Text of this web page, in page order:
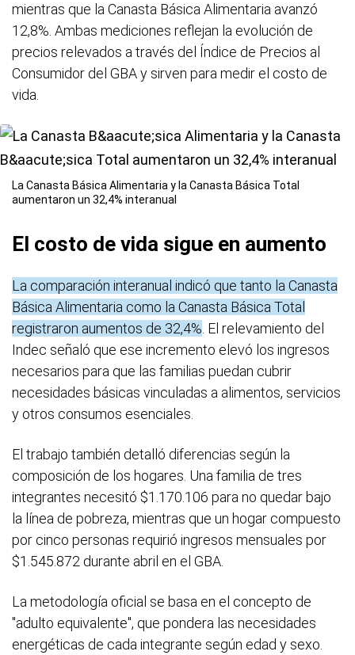
mientras que la Canasta Básica Alimentaria avanzó
12,8%. Ambas mediciones reflejan la evolución de
precios relevados a través del Índice de Precios al
Consumidor del GBA y sirven para medir el costo de
vida.
La Canasta Básica Alimentaria y la Canasta Básica Total
aumentaron un 32,4% interanual
El costo de vida sigue en aumento
La comparación interanual indicó que tanto la Canasta
Básica Alimentaria como la Canasta Básica Total
registraron aumentos de 32,4% . El relevamiento del
Indec señaló que ese incremento elevó los ingresos
necesarios para que las familias puedan cubrir
necesidades básicas vinculadas a alimentos, servicios
y otros consumos esenciales.
El trabajo también detalló diferencias según la
composición de los hogares. Una familia de tres
integrantes necesitó $1.170.106 para no quedar bajo
la línea de pobreza, mientras que un hogar compuesto
por cinco personas requirió ingresos mensuales por
$1.545.872 durante abril en el GBA.
La metodología oficial se basa en el concepto de
"adulto equivalente", que pondera las necesidades
energéticas de cada integrante según edad y sexo.